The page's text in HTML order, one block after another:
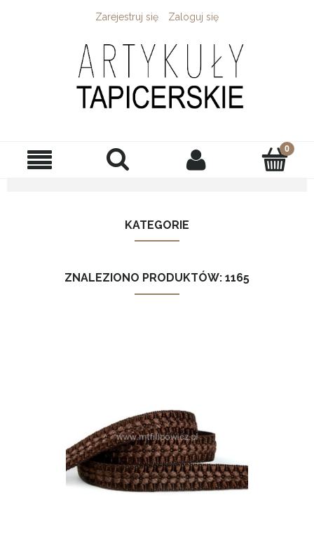
Zarejestruj się Zaloguj się
KATEGORIE
ZNALEZIONO PRODUKTÓW: 1165